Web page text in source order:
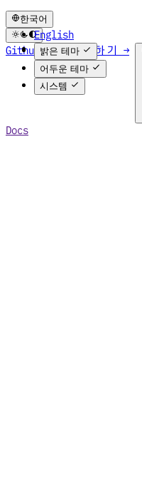
한국어
English
한국어
밝은 테마
어두운 테마
시스템
Github에서 편집하기 →
Docs